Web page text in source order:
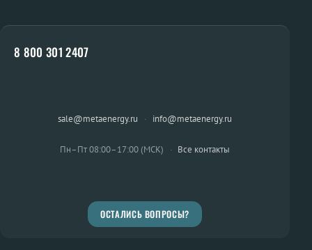
8 800 301 2407
sale@metaenergy.ru · info@metaenergy.ru
Пн–Пт 08:00–17:00 (МСК) · Все контакты
ОСТАЛИСЬ ВОПРОСЫ?